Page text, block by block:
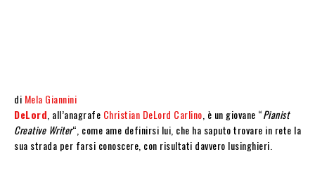
di Mela Giannini
DeLord , all’anagrafe Christian DeLord Carlino , è un giovane “Pianist
Creative Writer“, come ame definirsi lui, che ha saputo trovare in rete la
sua strada per farsi conoscere, con risultati davvero lusinghieri.